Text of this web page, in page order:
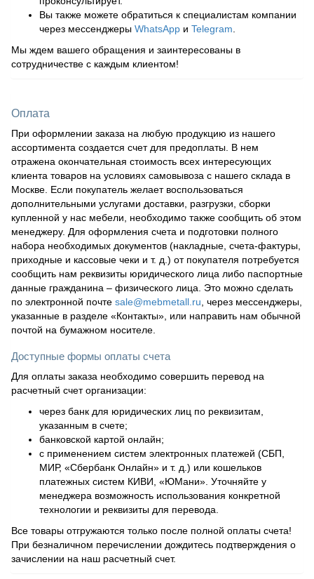
Вы также можете обратиться к специалистам компании
через мессенджеры WhatsApp и Telegram
Мы ждем вашего обращения и заинтересованы в
сотрудничестве с каждым клиентом!
Оплата
При оформлении заказа на любую продукцию из нашего
ассортимента создается счет для предоплаты. В нем
отражена окончательная стоимость всех интересующих
клиента товаров на условиях самовывоза с нашего склада в
Москве. Если покупатель желает воспользоваться
дополнительными услугами доставки, разгрузки, сборки
купленной у нас мебели, необходимо также сообщить об этом
менеджеру. Для оформления счета и подготовки полного
набора необходимых документов (накладные, счета-фактуры,
приходные и кассовые чеки и т. д.) от покупателя потребуется
сообщить нам реквизиты юридического лица либо паспортные
данные гражданина – физического лица. Это можно сделать
по электронной почте sale@mebmetall.ru , через мессенджеры,
указанные в разделе «Контакты», или направить нам обычной
почтой на бумажном носителе.
Доступные формы оплаты счета
Для оплаты заказа необходимо совершить перевод на
расчетный счет организации:
через банк для юридических лиц по реквизитам,
указанным в счете;
банковской картой онлайн;
с применением систем электронных платежей (СБП,
МИР, «Сбербанк Онлайн» и т. д.) или кошельков
платежных систем КИВИ, «ЮМани». Уточняйте у
менеджера возможность использования конкретной
технологии и реквизиты для перевода.
Все товары отгружаются только после полной оплаты счета!
При безналичном перечислении дождитесь подтверждения о
зачислении на наш расчетный счет.